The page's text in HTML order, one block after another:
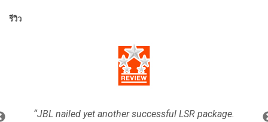
รีวิว
“JBL nailed yet another successful LSR package.